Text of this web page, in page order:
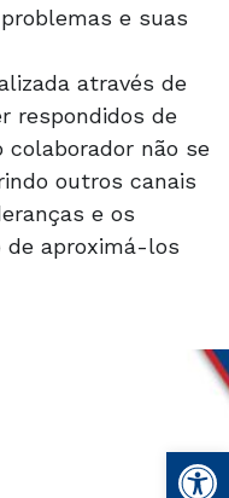
Abrir
e suas
através de
respondidos de
colaborador não se
outros canais
e os
de aproximá-los